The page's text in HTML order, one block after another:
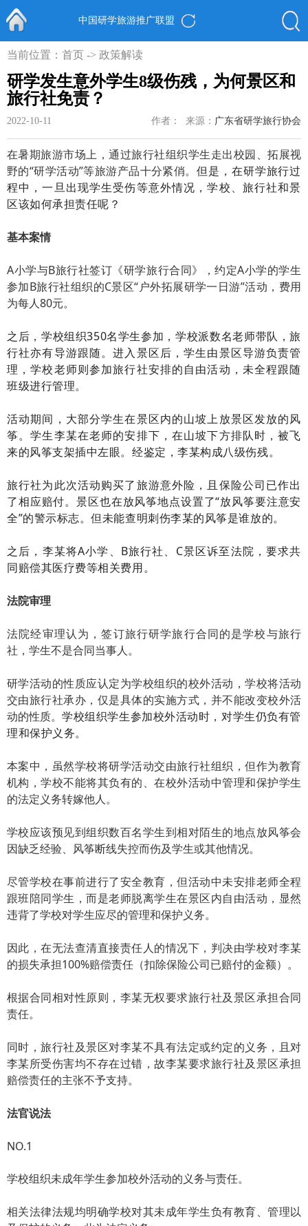
首页
中国研学旅游推广联盟
当前位置： 首页 -> 政策解读
研学发生意外学生8级伤残，为何景区和
旅行社免责？
2022-10-11 来源： 广东省研学旅行协会
作者：
在暑期旅游市场上，通过旅行社组织学生走出校园、拓展视
野的“研学活动”等旅游产品十分紧俏。 但是，在研学旅行过
程中，一旦出现学生受伤等意外情况，学校、旅行社和景
区该如何承担责任呢？
基本案情
A小学与B旅行社签订《研学旅行合同》，约定A小学的学生
参加B旅行社组织的C景区“户外拓展研学一日游”活动，费用
为每人80元。
之后，学校组织350名学生参加，学校派数名老师带队，旅
行社亦有导游跟随。进入景区后，学生由景区导游负责管
理，学校老师则参加旅行社安排的自由活动，未全程跟随
班级进行管理。
活动期间，大部分学生在景区内的山坡上放景区发放的风
筝。学生李某在老师的安排下，在山坡下方排队时，被飞
来的风筝支架插中左眼。经鉴定，李某构成八级伤残。
旅行社为此次活动购买了旅游意外险，且保险公司已作出
了相应赔付。景区也在放风筝地点设置了“放风筝要注意安
全”的警示标志。但未能查明刺伤李某的风筝是谁放的。
之后，李某将A小学、B旅行社、C景区诉至法院，要求共
同赔偿其医疗费等相关费用。
法院审理
法院经审理认为，签订旅行研学旅行合同的是学校与旅行
社，学生不是合同当事人。
研学活动的性质应认定为学校组织的校外活动，学校将活动
交由旅行社承办，仅是具体的实施方式，并不能改变校外活
动的性质。学校组织学生参加校外活动时，对学生仍负有管
理和保护义务。
本案中，虽然学校将研学活动交由旅行社组织，但作为教育
机构，学校不能将其负有的、在校外活动中管理和保护学生
的法定义务转嫁他人。
学校应该预见到组织数百名学生到相对陌生的地点放风筝会
因缺乏经验、风筝断线失控而伤及学生或其他情况。
尽管学校在事前进行了安全教育，但活动中未安排老师全程
跟班陪同学生，而是老师脱离学生在景区内自由活动，显然
违背了学校对学生应尽的管理和保护义务。
因此，在无法查清直接责任人的情况下，判决由学校对李某
的损失承担100%赔偿责任（扣除保险公司已赔付的金额）。
根据合同相对性原则，李某无权要求旅行社及景区承担合同
责任。
同时，旅行社及景区对李某不具有法定或约定的义务，且对
李某所受伤害均不存在过错，故李某要求旅行社及景区承担
赔偿责任的主张不予支持。
法官说法
NO.1
学校组织未成年学生参加校外活动的义务与责任。
相关法律法规均明确学校对其未成年学生负有教育、管理以